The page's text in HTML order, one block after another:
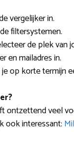
vergelijker in.
filtersystemen.
de plek van
en mailadres in.
op korte termijn
ontzettend veel
ook interessant: